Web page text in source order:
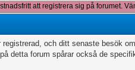
att registrera sig på forumet.
och ditt senaste
detta forum spårar också de